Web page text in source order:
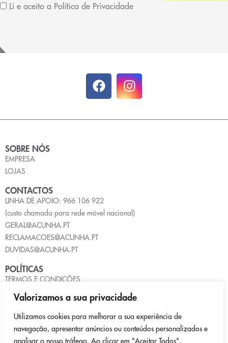
Valorizamos a sua privacidade
Utilizamos cookies para melhorar a sua experiência de
navegação, apresentar anúncios ou conteúdos personalizados e
analisar o nosso tráfego. Ao clicar em "Aceitar Todos",
Li e aceito a Política de Privacidade
SOBRE NÓS
EMPRESA
LOJAS
CONTACTOS
LINHA DE APOIO: 966 106 922
(custo chamada para rede móvel nacional)
GERAL@ACUNHA.PT
RECLAMACOES@ACUNHA.PT
DUVIDAS@ACUNHA.PT
POLÍTICAS
TERMOS E CONDIÇÕES
POLÍTICA DE PRIVACIDADE
POLÍTICA DE COOKIES
LIVRO DE RECLAMAÇÕES
PAGAMENTOS